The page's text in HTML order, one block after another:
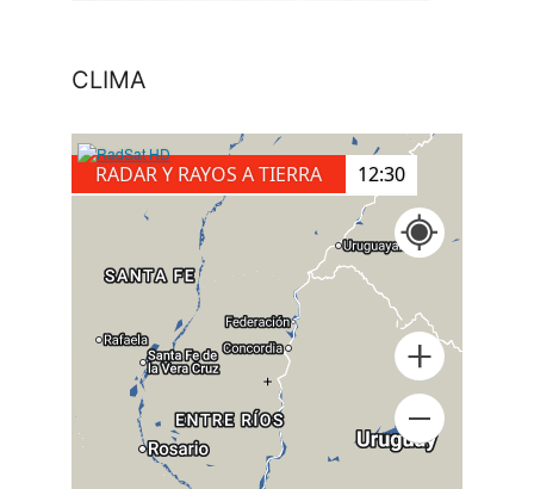
CLIMA
RADAR Y RAYOS A TIERRA 12:40
+